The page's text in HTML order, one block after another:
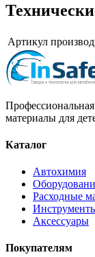
Артикул
материалы для
Каталог
Автохимия
Расходные
Аксессуары
Покупателям